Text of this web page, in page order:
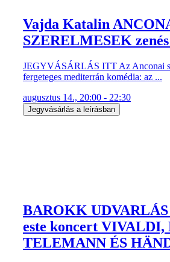
Vajda Katalin
SZERELMESEK
JEGYVÁSÁRLÁS ITT Az Anconai
fergeteges mediterrán komédia: az ...
augusztus 14., 20:00 - 22:30
Jegyvásárlás a leírásban
BAROKK
este koncert VIVALDI,
TELEMANN ÉS